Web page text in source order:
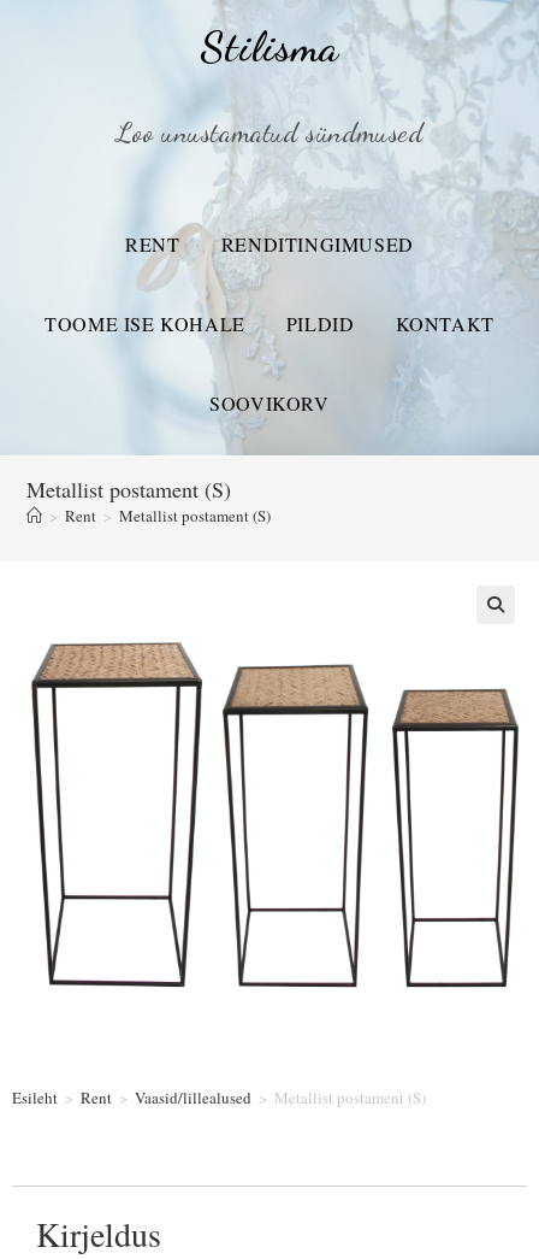
Stilisma
Loo unustamatud sündmused
RENT RENDITINGIMUSED
TOOME ISE KOHALE PILDID KONTAKT
SOOVIKORV
Metallist postament (S)
> Rent > Metallist postament (S)
Esileht > Rent > Vaasid/lillealused > Metallist postament (S)
Kirjeldus